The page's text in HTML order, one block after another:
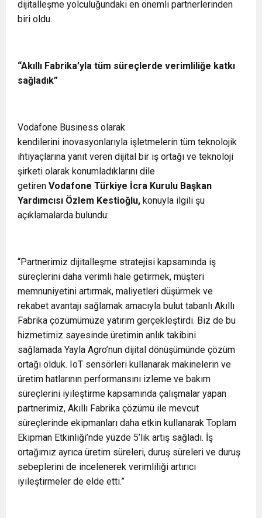
dijitalleşme yolculuğundaki en önemli partnerlerinden
biri oldu.
“Akıllı Fabrika’yla tüm süreçlerde verimliliğe katkı
sağladık”
Vodafone Business olarak
kendilerini inovasyonlarıyla işletmelerin tüm teknolojik
ihtiyaçlarına yanıt veren dijital bir iş ortağı ve teknoloji
şirketi olarak konumladıklarını dile
getiren Vodafone Türkiye İcra Kurulu Başkan
Yardımcısı Özlem Kestioğlu, konuyla ilgili şu
açıklamalarda bulundu:
“Partnerimiz dijitalleşme stratejisi kapsamında iş
süreçlerini daha verimli hale getirmek, müşteri
memnuniyetini artırmak, maliyetleri düşürmek ve
rekabet avantajı sağlamak amacıyla bulut tabanlı Akıllı
Fabrika çözümümüze yatırım gerçekleştirdi. Biz de bu
hizmetimiz sayesinde üretimin anlık takibini
sağlamada Yayla Agro’nun dijital dönüşümünde çözüm
ortağı olduk. IoT sensörleri kullanarak makinelerin ve
üretim hatlarının performansını izleme ve bakım
süreçlerini iyileştirme kapsamında çalışmalar yapan
partnerimiz, Akıllı Fabrika çözümü ile mevcut
süreçlerinde ekipmanları daha etkin kullanarak Toplam
Ekipman Etkinliği’nde yüzde 5’lik artış sağladı. İş
ortağımız ayrıca üretim süreleri, duruş süreleri ve duruş
sebeplerini de incelenerek verimliliği artırıcı
iyileştirmeler de elde etti.”